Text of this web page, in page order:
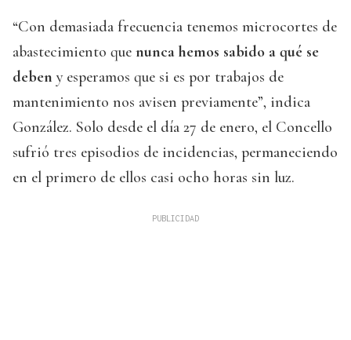
“Con demasiada frecuencia tenemos microcortes de
abastecimiento que nunca hemos sabido a qué se
deben y esperamos que si es por trabajos de
mantenimiento nos avisen previamente”, indica
González. Solo desde el día 27 de enero, el Concello
sufrió tres episodios de incidencias, permaneciendo
en el primero de ellos casi ocho horas sin luz.